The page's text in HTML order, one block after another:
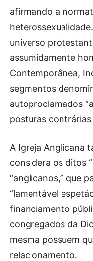
afirmando a
universo
assumidamente
Contemporânea,
segmentos
autoproclamados
posturas contrárias
A Igreja Anglicana
considera os ditos
“anglicanos,” que
“lamentável
financiamento
congregados da
mesma possuem
relacionamento.